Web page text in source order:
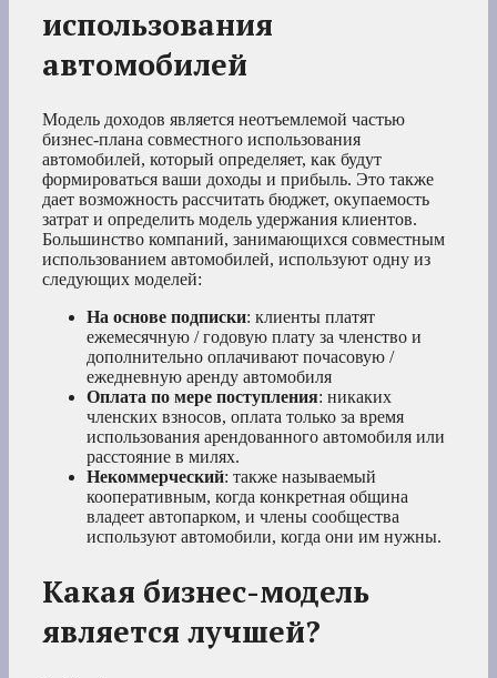
использования
автомобилей
Модель доходов является неотъемлемой частью
бизнес-плана совместного использования
автомобилей, который определяет, как будут
формироваться ваши доходы и прибыль. Это также
дает возможность рассчитать бюджет, окупаемость
затрат и определить модель удержания клиентов.
Большинство компаний, занимающихся совместным
использованием автомобилей, используют одну из
следующих моделей:
На основе подписки: клиенты платят
ежемесячную / годовую плату за членство и
дополнительно оплачивают почасовую /
ежедневную аренду автомобиля
Оплата по мере поступления: никаких
членских взносов, оплата только за время
использования арендованного автомобиля или
расстояние в милях.
Некоммерческий: также называемый
кооперативным, когда конкретная община
владеет автопарком, и члены сообщества
используют автомобили, когда они им нужны.
Какая бизнес-модель
является лучшей?